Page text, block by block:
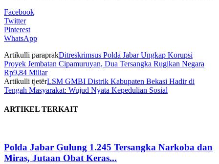
Facebook
Twitter
Pinterest
WhatsApp
Artikulli paraprakDitreskrimsus Polda Jabar Ungkap Korupsi
Proyek Jembatan Cipamuruyan, Dua Tersangka Rugikan Negara
Rp9,84 Miliar
Artikulli tjetërLSM GMBI Distrik Kabupaten Bekasi Hadir di
Tengah Masyarakat: Wujud Nyata Kepedulian Sosial
ARTIKEL TERKAIT
Polda Jabar Gulung 1.245 Tersangka Narkoba dan
Miras, Jutaan Obat Keras...